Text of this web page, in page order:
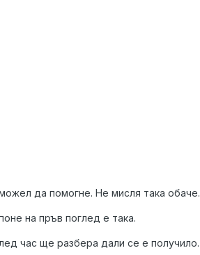
да помогне. Не мисля така обаче.
на пръв поглед е така.
час ще разбера дали се е получило.